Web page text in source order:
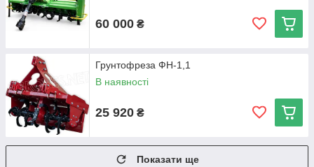
60 000 ₴
Грунтофреза ФН-1,1
В наявності
25 920 ₴
Показати ще